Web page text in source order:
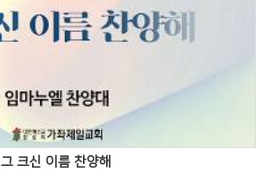
그 크신 이름 찬양해